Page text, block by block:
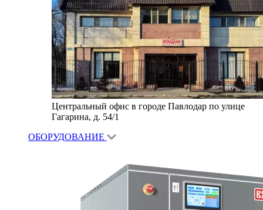
Центральный офис в городе Павлодар по улице
Гагарина, д. 54/1
ОБОРУДОВАНИЕ